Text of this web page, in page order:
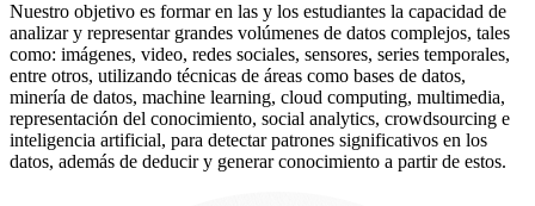
Nuestro objetivo es formar en las y los estudiantes la capacidad de
analizar y representar grandes volúmenes de datos complejos, tales
como: imágenes, video, redes sociales, sensores, series temporales,
entre otros, utilizando técnicas de áreas como bases de datos,
minería de datos, machine learning, cloud computing, multimedia,
representación del conocimiento, social analytics, crowdsourcing e
inteligencia artificial, para detectar patrones significativos en los
datos, además de deducir y generar conocimiento a partir de estos.